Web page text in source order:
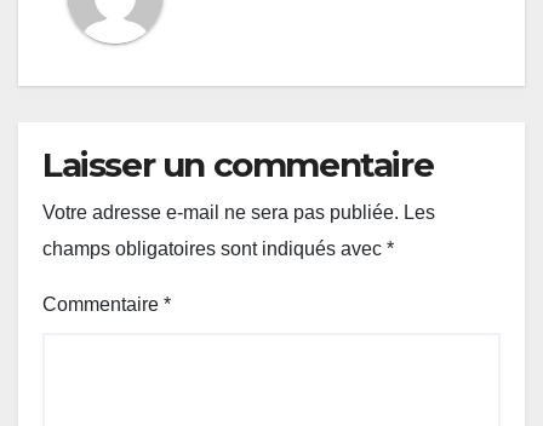
Laisser un commentaire
Votre adresse e-mail ne sera pas publiée. Les
champs obligatoires sont indiqués avec *
Commentaire *